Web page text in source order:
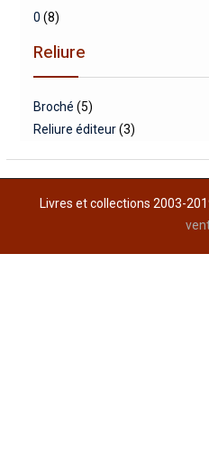
0 (8)
Reliure
Broché (5)
Reliure éditeur (3)
Livres et collections 2003-